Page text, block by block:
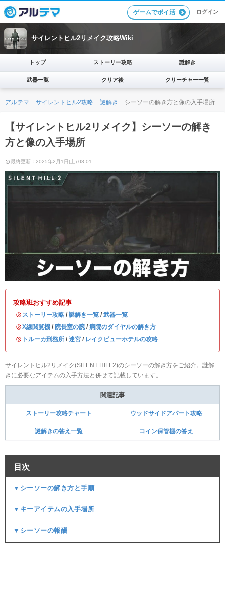
ゲームでポイ活 ログイン
サイレントヒル2リメイク攻略Wiki
トップ ストーリー攻略 謎解き
武器一覧 クリア後 クリーチャー一覧
アルテマ サイレントヒル2攻略 謎解き シーソーの解き方と像の入手場所
【サイレントヒル2リメイク】シーソーの解き
方と像の入手場所
最終更新：2025年2月1日(土) 08:01
攻略班おすすめ記事
・ ストーリー攻略 / 謎解き一覧 / 武器一覧
・X線閲覧機 / 院長室の腕 / 病院のダイヤルの解き方
・ トルーカ刑務所 / 迷宮 / レイクビューホテルの攻略
サイレントヒル2リメイク(SILENT HILL2)のシーソーの解き方をご紹介。謎解
きに必要なアイテムの入手方法と併せて記載しています。
関連記事
ストーリー攻略チャート ウッドサイドアパート攻略
謎解きの答え一覧 コイン保管棚の答え
目次
▼シーソーの解き方と手順
▼キーアイテムの入手場所
▼シーソーの報酬